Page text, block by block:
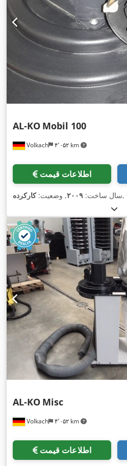
Volkach ۴٬۰۵۲ km
AL-KO Mobil 100
اطلاعات قیمت
سال ساخت: ۲۰۰۹, وضعیت:کارکرده ,
Volkach ۴٬۰۵۲ km
AL-KO Misc
اطلاعات قیمت